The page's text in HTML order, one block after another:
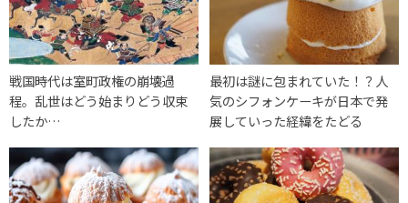
戦国時代は室町政権の崩壊過
程。乱世はどう始まりどう収束
したか…
最初は謎に包まれていた！？人
気のシフォンケーキが日本で発
展していった経緯をたどる